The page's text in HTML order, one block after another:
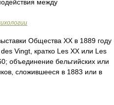
между
Общества ХХ в 1889 году
Vingt, кратко Les XX или Les
объединение бельгийских или
сложившееся в 1883 или в